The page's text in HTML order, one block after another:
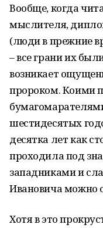
Вообще, когда
мыслителя,
(люди в прежние
– все грани их
возникает
пророком. Коими
шестидесятых
десятка лет как
проходила под
западниками и
Ивановича можно
Хотя в это